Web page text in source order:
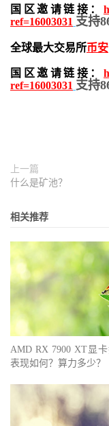
国区邀请链接：
ref=16003031 支持
全球最大交易所币安
国区邀请链接：
ref=16003031 支持
上一篇
什么是矿池？
相关推荐
AMD RX 7900 XT显
表现如何？算力多少？